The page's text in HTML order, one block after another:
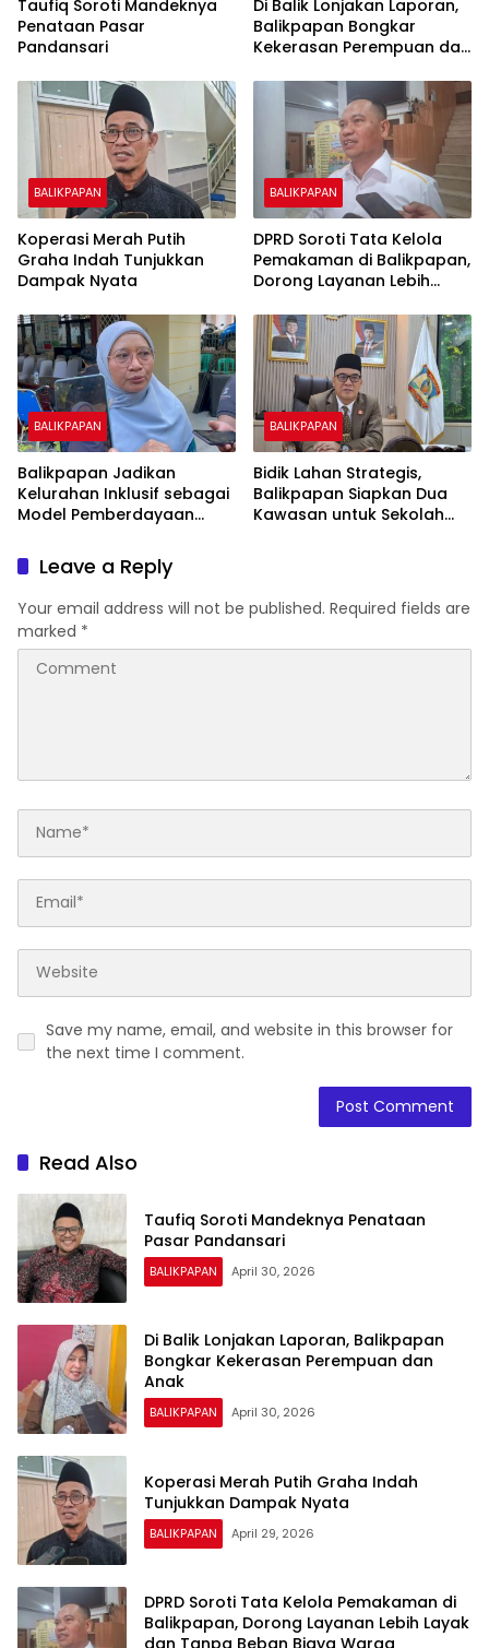
Taufiq Soroti Mandeknya
Penataan Pasar
Pandansari
Di Balik Lonjakan Laporan,
Balikpapan Bongkar
Kekerasan Perempuan dan
BALIKPAPAN
Koperasi Merah Putih
Graha Indah Tunjukkan
Dampak Nyata
BALIKPAPAN
DPRD Soroti Tata Kelola
Pemakaman di Balikpapan,
Dorong Layanan Lebih
Biaya Warga
BALIKPAPAN
Balikpapan Jadikan
Kelurahan Inklusif sebagai
Model Pemberdayaan
BALIKPAPAN
Bidik Lahan Strategis,
Balikpapan Siapkan Dua
Kawasan untuk Sekolah
Leave a Reply
Your email address will not be published. Required fields are
marked *
Save my name, email, and website in this browser for
the next time I comment.
Read Also
Taufiq Soroti Mandeknya Penataan
Pasar Pandansari
BALIKPAPAN April 30, 2026
Di Balik Lonjakan Laporan, Balikpapan
Bongkar Kekerasan Perempuan dan
Anak
BALIKPAPAN April 30, 2026
Koperasi Merah Putih Graha Indah
Tunjukkan Dampak Nyata
BALIKPAPAN April 29, 2026
DPRD Soroti Tata Kelola Pemakaman di
Balikpapan, Dorong Layanan Lebih Layak